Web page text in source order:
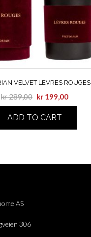
VELVET LEVRES ROUGES
kr289,00 kr 199,00
ADD TO CART
AS
306